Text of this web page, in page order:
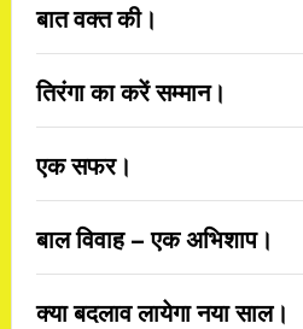
बात वक्त की।
तिरंगा का करें सम्मान।
एक सफर।
बाल विवाह – एक अभिशाप।
क्या बदलाव लायेगा नया साल।